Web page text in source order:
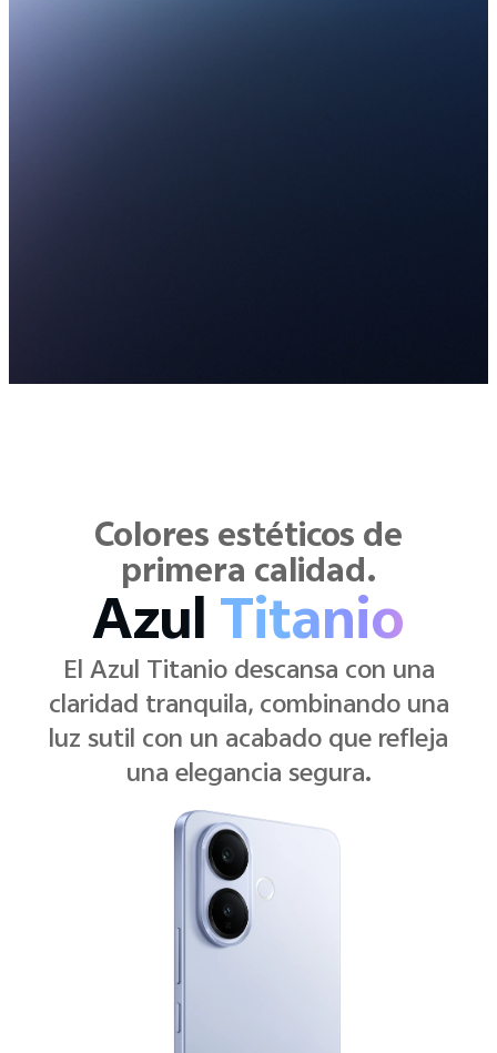
Colores estéticos de
primera calidad.
Negro Elegante
Negro Elegante se mantiene nítido y
moderno, lo que combina líneas
limpias con un negro que nunca pasa
desapercibido.